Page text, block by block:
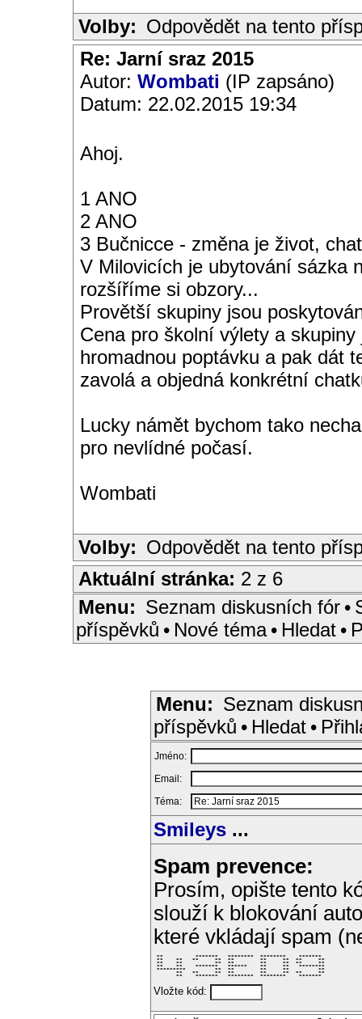
Volby: Odpovědět na tento
Re: Jarní sraz 2015
Autor: Wombati (IP zapsáno)
Datum: 22.02.2015 19:34
Ahoj.
1 ANO
2 ANO
3 Bučnicce - změna je život,
V Milovicích je ubytování sázka
rozšíříme si obzory...
Provětší skupiny jsou
Cena pro školní výlety a
hromadnou poptávku a pak dát
zavolá a objedná konkrétní
Lucky námět bychom tako
pro nevlídné počasí.
Wombati
Volby: Odpovědět na tento
Aktuální stránka: 2 z 6
Menu: Seznam diskusních fór •
příspěvků • Nové téma • Hledat •
Menu: Seznam
příspěvků • Hledat •
Jméno:
Email:
Téma:
Smileys ...
Spam prevence:
Prosím, opište tento
slouží k blokování
které vkládají spam
**          *******   ********  ********    *******
**    **   **     **  **        **     **  **     **
**    **          **  **        **     **  **     **
**    **    *******   ******    **     **   ********
*********         **  **        **     **         **
       **   **     **  **        **     **  **     **
       **    *******   ********  ********    *******
Vložte kód: